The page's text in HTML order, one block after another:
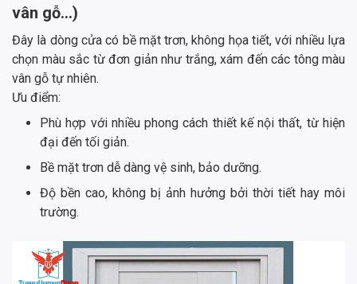
vân gỗ...)
Đây là dòng cửa có bề mặt trơn, không họa tiết, với nhiều lựa
chọn màu sắc từ đơn giản như trắng, xám đến các tông màu
vân gỗ tự nhiên.
Ưu điểm:
Phù hợp với nhiều phong cách thiết kế nội thất, từ hiện
đại đến tối giản.
Bề mặt trơn dễ dàng vệ sinh, bảo dưỡng.
Độ bền cao, không bị ảnh hưởng bởi thời tiết hay môi
trường.